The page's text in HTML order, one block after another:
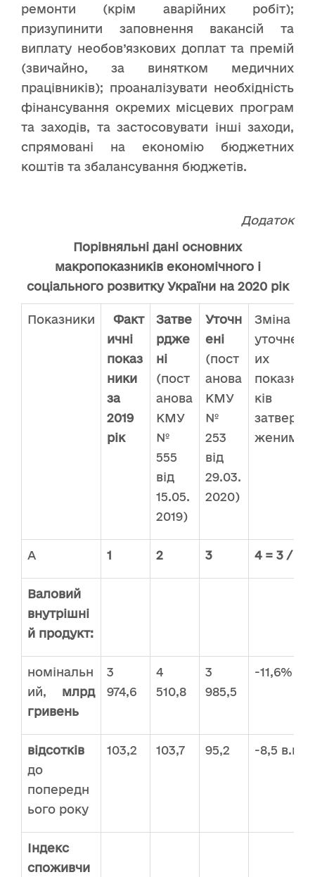
ремонти (крім аварійних робіт);
призупинити заповнення вакансій та
виплату необов’язкових доплат та премій
(звичайно, за винятком медичних
працівників); проаналізувати необхідність
фінансування окремих місцевих програм
та заходів, та застосовувати інші заходи,
спрямовані на економію бюджетних
коштів та збалансування бюджетів.
Додаток
Порівняльні дані основних
макропоказників економічного і
соціального розвитку України на 2020 рік
Показники
Факт
ичні
показ
ники
за
2019
рік
Затве
рдже
ні
(пост
анова
КМУ
№
555
від
15.05.
2019)
Уточн
ені
(пост
анова
КМУ
№
253
від
29.03.
2020)
Зміна
уточнен
их
показни
ків із
затверд
женими
А 1 2 3 4 = 3 / 2
Валовий
внутрішні
й продукт:
номінальн
ий, млрд
гривень
3
974,6
4
510,8
3
985,5
-11,6%
відсотків
до
попередн
ього року
103,2 103,7 95,2 -8,5 в.п.
Індекс
споживчи